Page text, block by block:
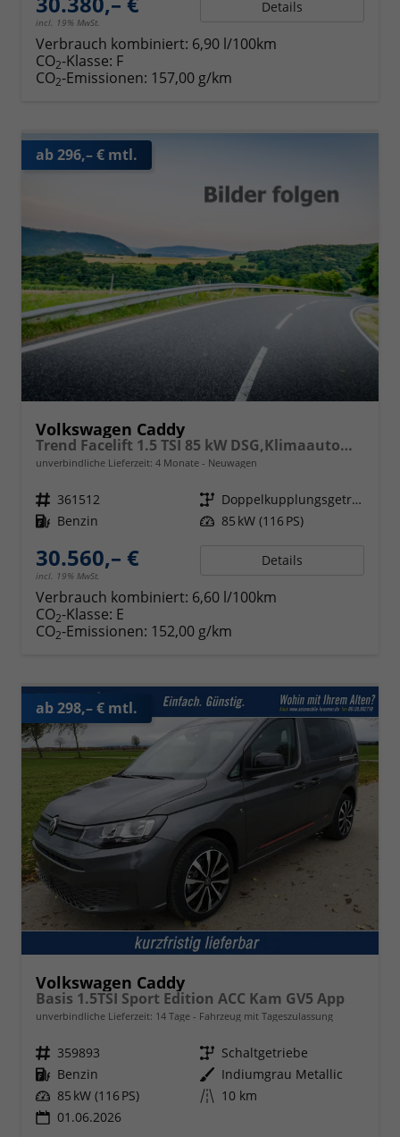
incl. 19% MwSt.
Details
Verbrauch kombiniert: 6,90 l/100km
CO2-Klasse: F
CO2-Emissionen: 157,00 g/km
ab 296,– € mtl.
Volkswagen Caddy
Trend Facelift 1.5 TSI 85 kW DSG,Klimaautomatik, 5 Sitze, Zuziehhilfe Schiebetüren + Heckklappe, PDC v+h, ACC, Side Assist Blind Spot, Ausparkhilfe, Ausstiegswarner, Digital Cockpit PRO, Radioanlage Navigationsvorbereituing,, Mittearmlehne verstellbar
unverbindliche Lieferzeit: 4 Monate Neuwagen
Fahrzeugnr. 361512 Getriebe
Doppelkupplungsgetriebe (DSG)
Kraftstoff Benzin Leistung 85 kW (116 PS)
30.560,– €
incl. 19% MwSt.
Details
Verbrauch kombiniert: 6,60 l/100km
CO2-Klasse: E
CO2-Emissionen: 152,00 g/km
ab 298,– € mtl.
Volkswagen Caddy
Basis 1.5TSI Sport Edition ACC Kam GV5 App
unverbindliche Lieferzeit: 14 Tage Fahrzeug mit Tageszulassung
Fahrzeugnr. 359893 Getriebe Schaltgetriebe
Kraftstoff Benzin Außenfarbe Indiumgrau Metallic
Leistung 85 kW (116 PS) Kilometerstand 10 km
01.06.2026